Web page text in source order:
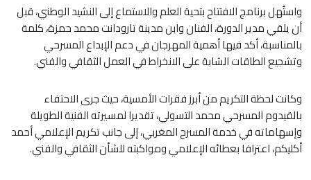
واستُهل برنامج الافتتاح بتحية العلم والاستماع إلى النشيد الوطني، قبل
أن يلقي مدير الدورة، الفنان وابن مدينة تارودانت محمد حمزة، كلمة
بالمناسبة، أكد فيها أهمية المهرجان في دعم الإبداع المسرحي
وتشجيع الطاقات الشابة على الانخراط في العمل الثقافي والفني.
وكانت لحظة التكريم من أبرز فقرات الأمسية، حيث جرى الاحتفاء
بالقيدوم المسرحي محمد التسولي، تقديرا لمسيرته الفنية الطويلة
وإسهاماته في خدمة المسرح المغربي، إلى جانب تكريم الإعلامي أحمد
أكليكم، اعترافا بعطائه الإعلامي ومواكبته للشأن الثقافي والفني.